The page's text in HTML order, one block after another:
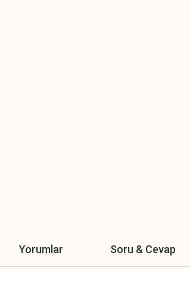
Yorumlar Soru & Cevap